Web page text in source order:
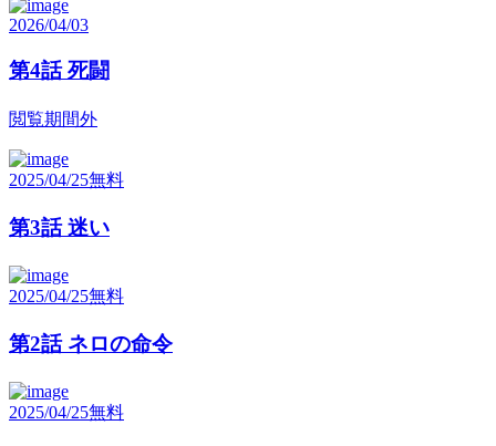
2026/04/03
第4話 死闘
閲覧期間外
2025/04/25無料
第3話 迷い
2025/04/25無料
第2話 ネロの命令
2025/04/25無料